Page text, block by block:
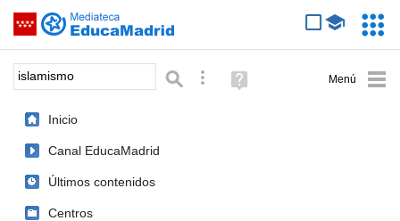
Saltar navegación
Palabra o frase: Búsqueda avanzada
Ayuda
(en
Inicio
Canal EducaMadrid
Últimos contenidos
Centros